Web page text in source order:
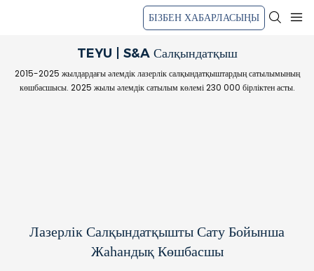
БІЗБЕН ХАБАРЛАСЫҢЫ
TEYU | S&A Салқындатқыш
2015-2025 жылдардағы әлемдік лазерлік салқындатқыштардың сатылымының
көшбасшысы. 2025 жылы әлемдік сатылым көлемі 230 000 бірліктен асты.
Лазерлік Салқындатқышты Сату Бойынша
Жаһандық Көшбасшы